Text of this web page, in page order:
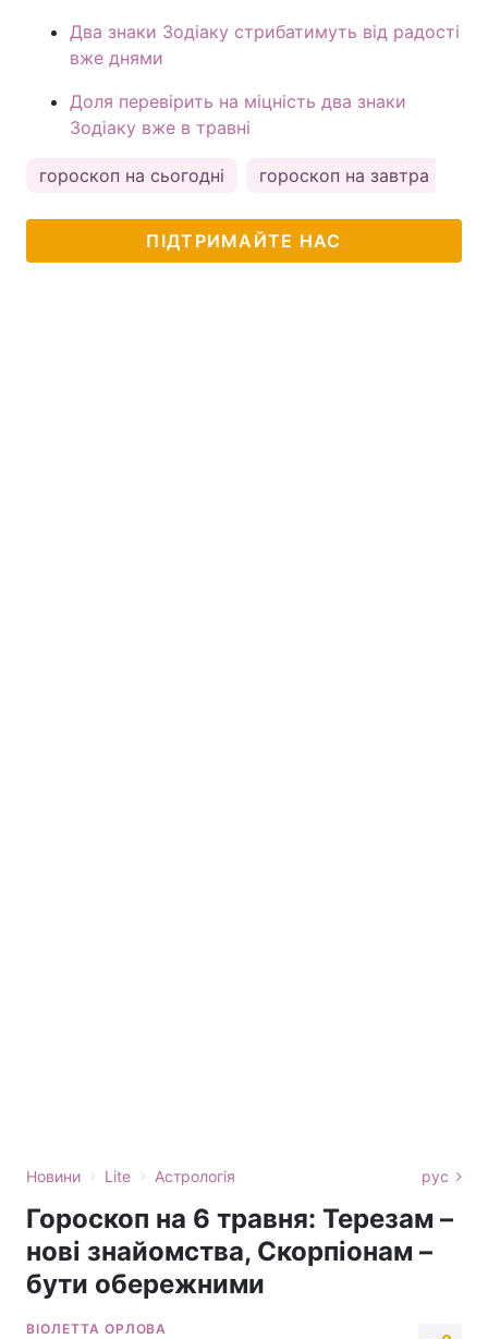
Два знаки Зодіаку стрибатимуть від радості
вже днями
Доля перевірить на міцність два знаки
Зодіаку вже в травні
гороскоп на сьогодні гороскоп на завтра
ПІДТРИМАЙТЕ НАС
Новини › Lite › Астрологія рус
Гороскоп на 6 травня: Терезам –
нові знайомства, Скорпіонам –
бути обережними
ВІОЛЕТТА ОРЛОВА